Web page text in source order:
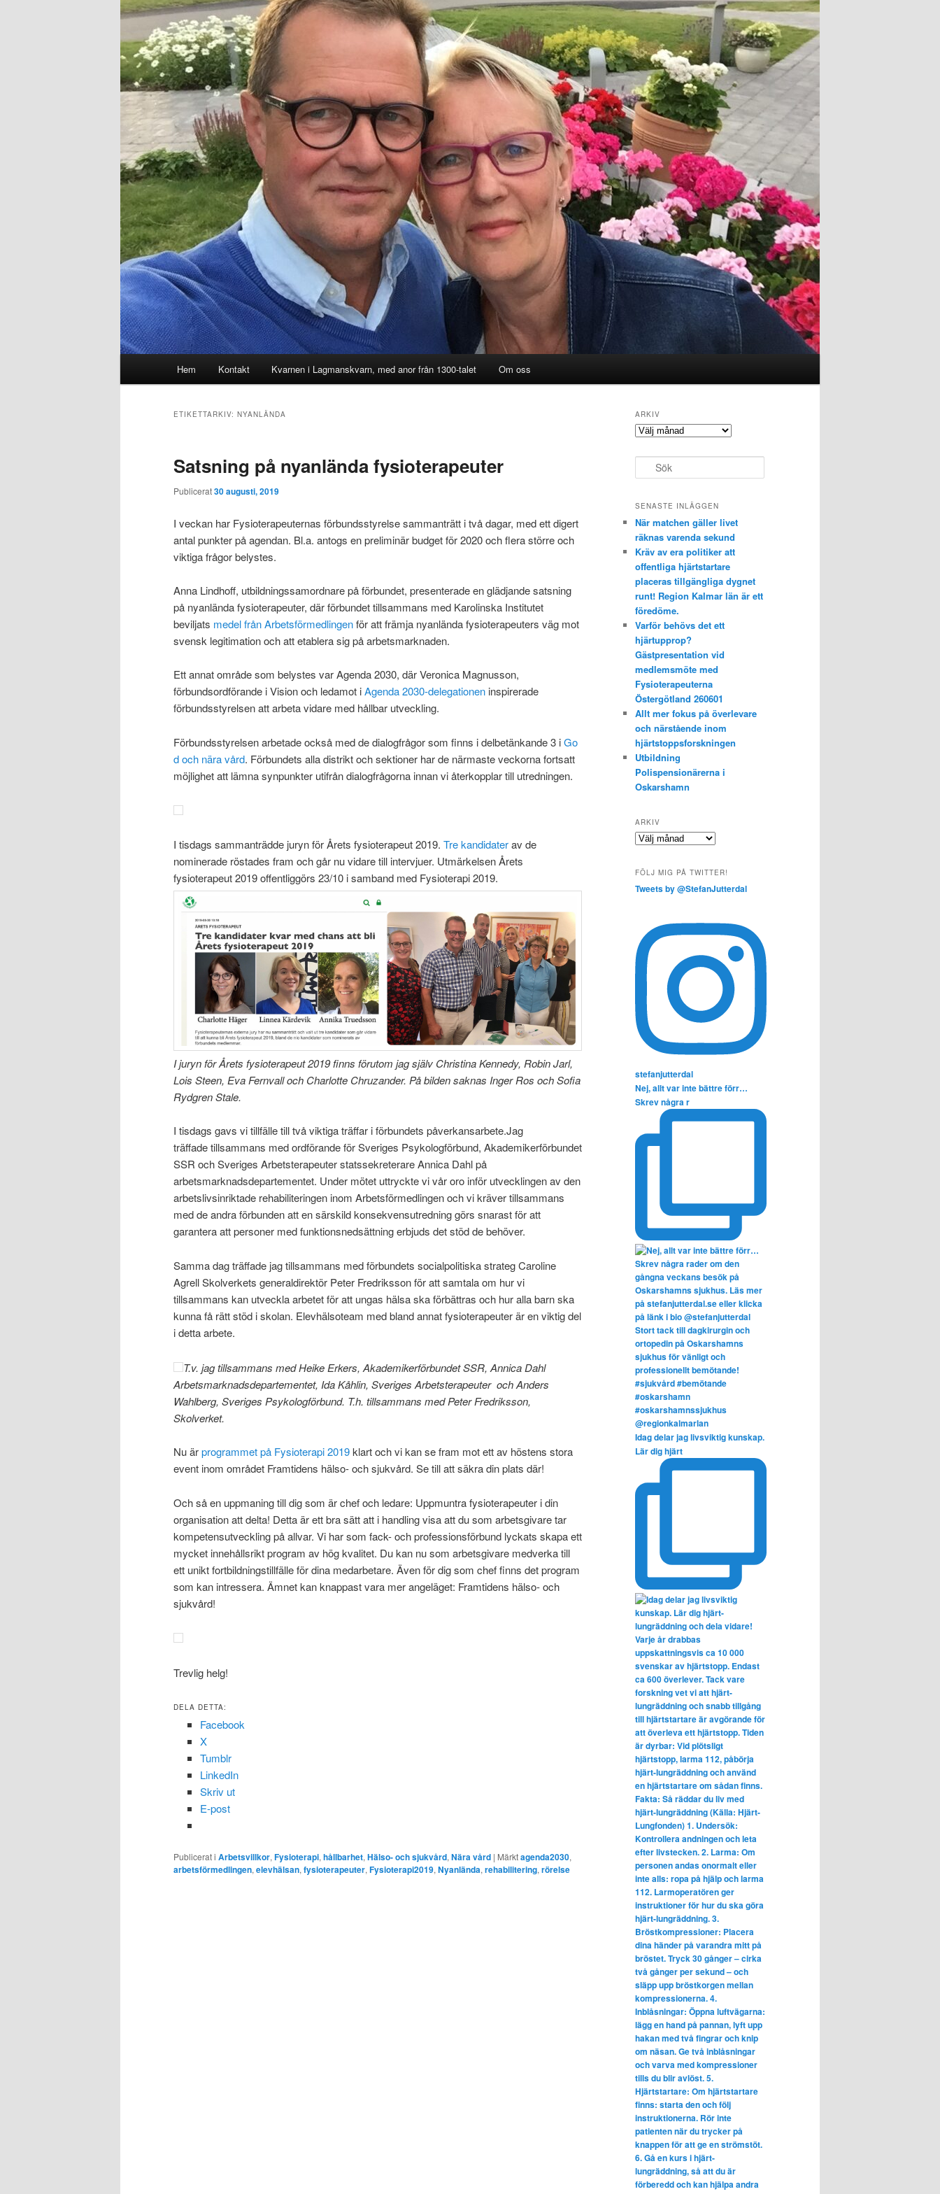
Hem Kontakt Kvarnen i Lagmanskvarn, med anor från 1300-talet Om oss
ETIKETTARKIV: NYANLÄNDA
Satsning på nyanlända fysioterapeuter
Publicerat30 augusti, 2019
I veckan har Fysioterapeuternas förbundsstyrelse sammanträtt i två dagar, med ett digert
antal punkter på agendan. Bl.a. antogs en preliminär budget för 2020 och flera större och
viktiga frågor belystes.
Anna Lindhoff, utbildningssamordnare på förbundet, presenterade en glädjande satsning
på nyanlända fysioterapeuter, där förbundet tillsammans med Karolinska Institutet
beviljats medel från Arbetsförmedlingenför att främja nyanlända fysioterapeuters väg mot
svensk legitimation och att etablera sig på arbetsmarknaden.
Ett annat område som belystes var Agenda 2030, där Veronica Magnusson,
förbundsordförande i Vision och ledamot iAgenda 2030-delegationen inspirerade
förbundsstyrelsen att arbeta vidare med hållbar utveckling.
Förbundsstyrelsen arbetade också med de dialogfrågor som finns i delbetänkande 3 iGo
d och nära vård. Förbundets alla distrikt och sektioner har de närmaste veckorna fortsatt
möjlighet att lämna synpunkter utifrån dialogfrågorna innan vi återkopplar till utredningen.
I tisdags sammanträdde juryn för Årets fysioterapeut 2019. Tre kandidaterav de
nominerade röstades fram och går nu vidare till intervjuer. Utmärkelsen Årets
fysioterapeut 2019 offentliggörs 23/10 i samband med Fysioterapi 2019.
I juryn för Årets fysioterapeut 2019 finns förutom jag själv Christina Kennedy, Robin Jarl,
Lois Steen, Eva Fernvall och Charlotte Chruzander. På bilden saknas Inger Ros och Sofia
Rydgren Stale.
I tisdags gavs vi tillfälle till två viktiga träffar i förbundets påverkansarbete.Jag
träffade tillsammans med ordförande för Sveriges Psykologförbund, Akademikerförbundet
SSR och Sveriges Arbetsterapeuter statssekreterare Annica Dahl på
arbetsmarknadsdepartementet. Under mötet uttryckte vi vår oro inför utvecklingen av den
arbetslivsinriktade rehabiliteringen inom Arbetsförmedlingen och vi kräver tillsammans
med de andra förbunden att en särskild konsekvensutredning görs snarast för att
garantera att personer med funktionsnedsättning erbjuds det stöd de behöver.
Samma dag träffade jag tillsammans med förbundets socialpolitiska strateg Caroline
Agrell Skolverkets generaldirektör Peter Fredriksson för att samtala om hur vi
tillsammans kan utveckla arbetet för att ungas hälsa ska förbättras och hur alla barn ska
kunna få rätt stöd i skolan. Elevhälsoteam med bland annat fysioterapeuter är en viktig del
i detta arbete.
T.v. jag tillsammans med Heike Erkers, Akademikerförbundet SSR, Annica Dahl
Arbetsmarknadsdepartementet, Ida Kåhlin, Sveriges Arbetsterapeuter och Anders
Wahlberg, Sveriges Psykologförbund. T.h. tillsammans med Peter Fredriksson,
Skolverket.
Nu ärprogrammet på Fysioterapi 2019klart och vi kan se fram mot ett av höstens stora
event inom området Framtidens hälso- och sjukvård. Se till att säkra din plats där!
Och så en uppmaning till dig som är chef och ledare: Uppmuntra fysioterapeuter i din
organisation att delta! Detta är ett bra sätt att i handling visa att du som arbetsgivare tar
kompetensutveckling på allvar. Vi har som fack- och professionsförbund lyckats skapa ett
mycket innehållsrikt program av hög kvalitet. Du kan nu som arbetsgivare medverka till
ett unikt fortbildningstillfälle för dina medarbetare. Även för dig som chef finns det program
som kan intressera. Ämnet kan knappast vara mer angeläget: Framtidens hälso- och
sjukvård!
Trevlig helg!
DELA DETTA:
Facebook
X
Tumblr
LinkedIn
Skriv ut
E-post
Publicerat i Arbetsvillkor, Fysioterapi, hållbarhet, Hälso- och sjukvård, Nära vård | Märktagenda2030,
arbetsförmedlingen, elevhälsan, fysioterapeuter, Fysioterapi2019, Nyanlända, rehabilitering, rörelse
ARKIV
Arkiv
ö
SENASTE INLÄGGEN
När matchen gäller livet
räknas varenda sekund
Kräv av era politiker att
offentliga hjärtstartare
placeras tillgängliga dygnet
runt! Region Kalmar län är ett
föredöme.
Varför behövs det ett
hjärtupprop?
Gästpresentation vid
medlemsmöte med
Fysioterapeuterna
Östergötland 260601
Allt mer fokus på överlevare
och närstående inom
hjärtstoppsforskningen
Utbildning
Polispensionärerna i
Oskarshamn
ARKIV
Arkiv
FÖLJ MIG PÅ TWITTER!
Tweets by @StefanJutterdal
stefanjutterdal
Nej, allt var inte bättre förr…
Skrev några r
Idag delar jag livsviktig kunskap.
Lär dig hjärt